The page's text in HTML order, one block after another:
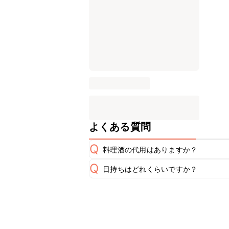
よくある質問
Q 料理酒の代用はありますか？
A
Q 日持ちはどれくらいですか？